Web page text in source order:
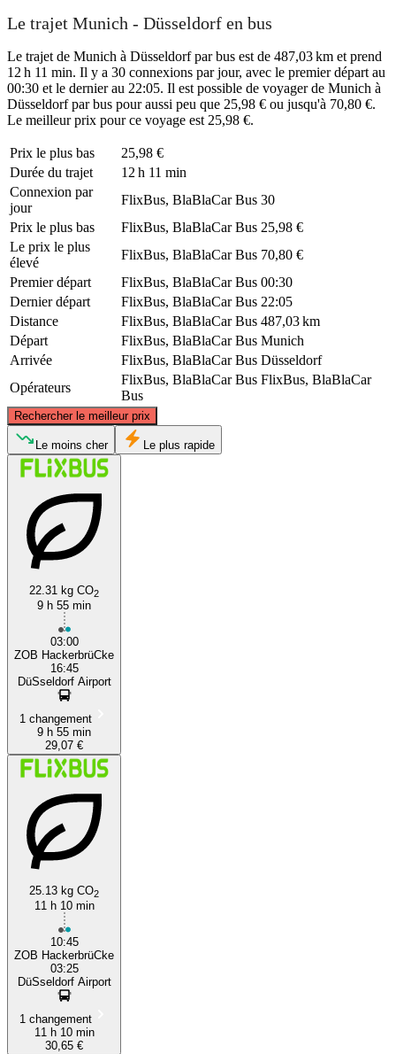
Le trajet Munich - Düsseldorf en bus
Le trajet de Munich à Düsseldorf par bus est de 487,03 km et prend
12 h 11 min. Il y a 30 connexions par jour, avec le premier départ au
00:30 et le dernier au 22:05. Il est possible de voyager de Munich à
Düsseldorf par bus pour aussi peu que 25,98 € ou jusqu'à 70,80 €.
Le meilleur prix pour ce voyage est 25,98 €.
Prix ​​le plus bas
25,98 €
Durée du trajet
12 h 11 min
Connexion par
jour
FlixBus, BlaBlaCar Bus 30
Prix ​​le plus bas
FlixBus, BlaBlaCar Bus 25,98 €
Le prix le plus
élevé
FlixBus, BlaBlaCar Bus 70,80 €
Premier départ
FlixBus, BlaBlaCar Bus 00:30
Dernier départ
FlixBus, BlaBlaCar Bus 22:05
Distance
FlixBus, BlaBlaCar Bus 487,03 km
Départ
FlixBus, BlaBlaCar Bus Munich
Arrivée
FlixBus, BlaBlaCar Bus Düsseldorf
Opérateurs
FlixBus, BlaBlaCar Bus FlixBus, BlaBlaCar
Bus
Rechercher le meilleur prix
Düsseldorf
Le moins cher Le plus rapide
22.31 kg CO2
9 h 55 min
03:00
ZOB HackerbrüCke
16:45
DüSseldorf Airport
1 changement
9 h 55 min
29,07 €
25.13 kg CO2
11 h 10 min
10:45
ZOB HackerbrüCke
03:25
DüSseldorf Airport
1 changement
11 h 10 min
30,65 €